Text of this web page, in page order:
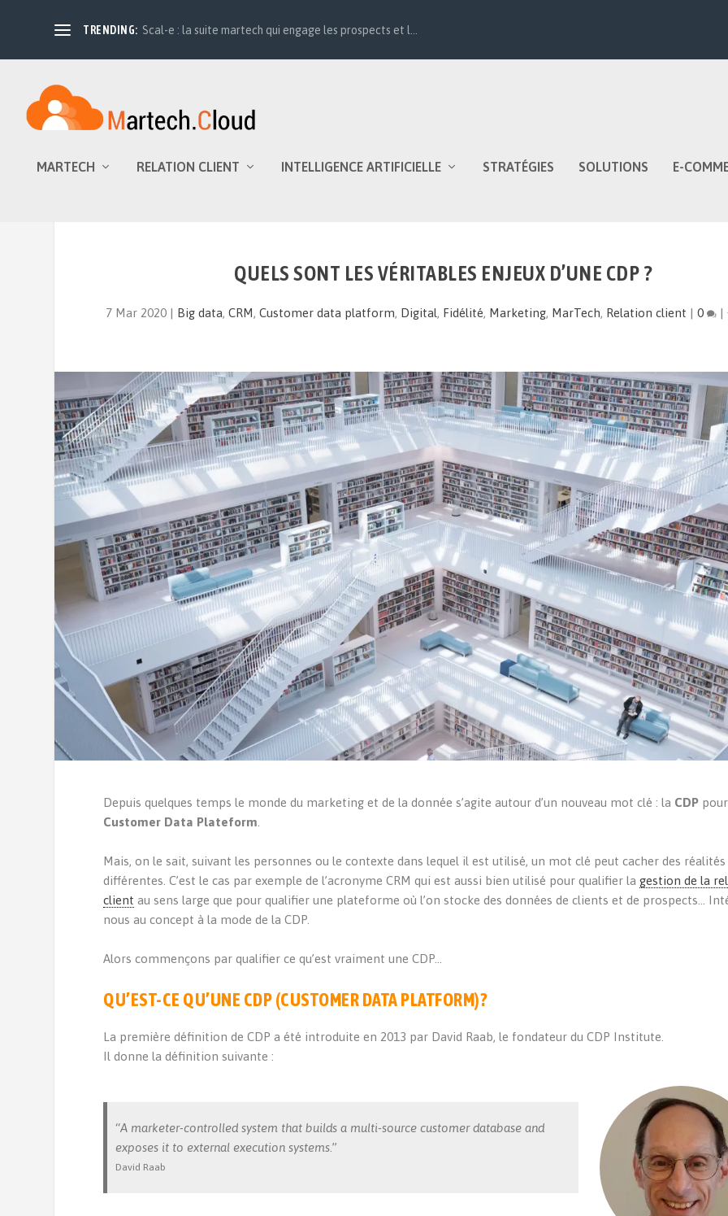
TRENDING: Scal-e : la suite martech qui engage les prospects et l...
MARTECH RELATION CLIENT INTELLIGENCE ARTIFICIELLE STRATÉGIES SOLUTIONS E-
QUELS SONT LES VÉRITABLES ENJEUX D’UNE CDP ?
7 Mar 2020| Big data, CRM, Customer data platform, Digital, Fidélité, Marketing, MarTech, Relation client | 0 |
Depuis quelques temps le monde du marketing et de la donnée s’agite autour d’un nouveau mot clé : la CDP pour
Customer Data Plateform
Mais, on le sait, suivant les personnes ou le contexte dans lequel il est utilisé, un mot clé peut cacher des
différentes. C’est le cas par exemple de l’acronyme CRM qui est aussi bien utilisé pour qualifier lagestion de la
client au sens large que pour qualifier une plateforme où l’on stocke des données de clients et de prospects…
nous au concept à la mode de la CDP.
Alors commençons par qualifier ce qu’est vraiment une CDP…
QU’EST-CE QU’UNE CDP (CUSTOMER DATA PLATFORM)?
La première définition de CDP a été introduite en 2013 par David Raab, le fondateur du CDP Institute.
Il donne la définition suivante :
“A marketer-controlled system that builds a multi-source customer database and
exposes it to external execution systems.”
David Raab